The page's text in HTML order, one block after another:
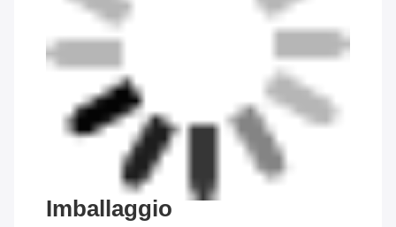
Imballaggio